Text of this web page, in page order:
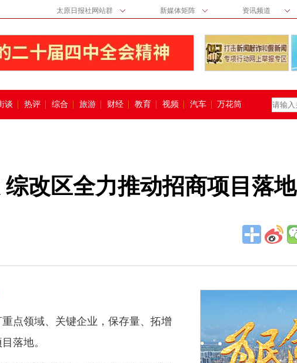
太原日报社网站群 新媒体矩阵 资讯频道
谈 热评 综合 旅游 财经 教育 视频 汽车 万花筒
改区全力推动招商项目落地
点领域、关键企业，保存量、拓增
落地。